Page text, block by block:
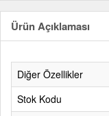
Ürün Açıklaması
Diğer Özellikler
Stok Kodu